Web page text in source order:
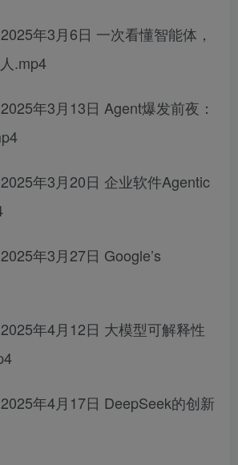
年3月6日 一次看懂智能体，
.mp4
年3月13日 Agent爆发前夜：
年3月20日 企业软件Agentic
年3月27日 Google’s
年4月12日 大模型可解释性
年4月17日 DeepSeek的创新